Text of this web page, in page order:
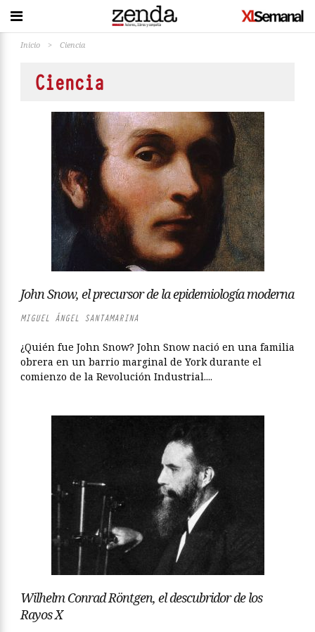
Inicio > Ciencia
Ciencia
John Snow, el precursor de la epidemiología moderna
MIGUEL ÁNGEL SANTAMARINA
¿Quién fue John Snow? John Snow nació en una familia
obrera en un barrio marginal de York durante el
comienzo de la Revolución Industrial....
Wilhelm Conrad Röntgen, el descubridor de los
Rayos X